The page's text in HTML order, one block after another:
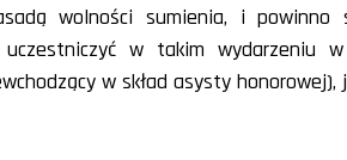
wolności sumienia, i
w takim wydarzeniu
w skład asysty